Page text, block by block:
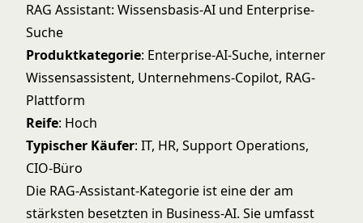
RAG Assistant: Wissensbasis-AI und Enterprise-
Suche
Produktkategorie: Enterprise-AI-Suche, interner
Wissensassistent, Unternehmens-Copilot, RAG-
Plattform
Reife: Hoch
Typischer Käufer: IT, HR, Support Operations,
CIO-Büro
Die RAG-Assistant-Kategorie ist eine der am
stärksten besetzten in Business-AI. Sie umfasst